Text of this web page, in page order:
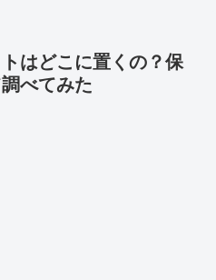
はどこに置くの？保
べてみた